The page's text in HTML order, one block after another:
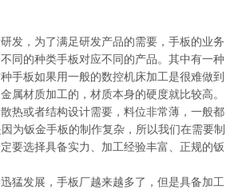
，为了满足研发产品的需要，手板的业务
同的种类手板对应不同的产品。其中有一种
手板如果用一般的数控机床加工是很难做到
属材质加工的，材质本身的硬度就比较高。
热或者结构设计需要，料位非常薄，一般都
为钣金手板的制作复杂，所以我们在需要制
要选择具备实力、加工经验丰富、正规的钣
发展，手板厂越来越多了，但是具备加工